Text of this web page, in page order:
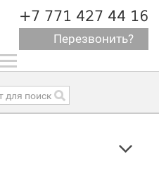
+7 771 427 44 16
Перезвонить?
Toggle
navigation